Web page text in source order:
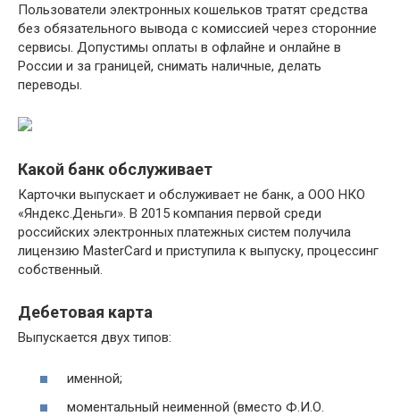
Пользователи электронных кошельков тратят средства
без обязательного вывода с комиссией через сторонние
сервисы. Допустимы оплаты в офлайне и онлайне в
России и за границей, снимать наличные, делать
переводы.
Какой банк обслуживает
Карточки выпускает и обслуживает не банк, а ООО НКО
«Яндекс.Деньги». В 2015 компания первой среди
российских электронных платежных систем получила
лицензию MasterCard и приступила к выпуску, процессинг
собственный.
Дебетовая карта
Выпускается двух типов:
именной;
моментальный неименной (вместо Ф.И.О.